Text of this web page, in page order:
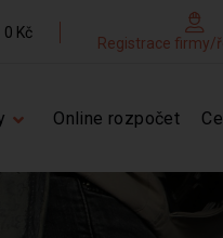
0 Kč
Registrace firmy/
Online rozpočet